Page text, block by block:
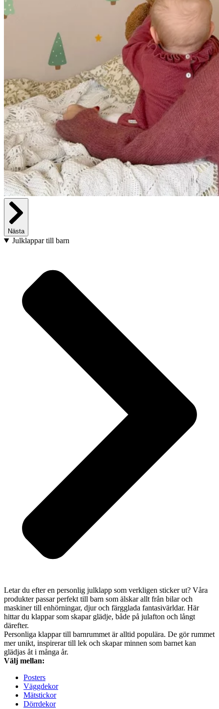
Nästa
Julklappar till barn
Letar du efter en personlig julklapp som verkligen sticker ut? Våra
produkter passar perfekt till barn som älskar allt från bilar och
maskiner till enhörningar, djur och färgglada fantasivärldar. Här
hittar du klappar som skapar glädje, både på julafton och långt
därefter.
Personliga klappar till barnrummet är alltid populära. De gör rummet
mer unikt, inspirerar till lek och skapar minnen som barnet kan
glädjas åt i många år.
Välj mellan:
Posters
Väggdekor
Mätstickor
Dörrdekor